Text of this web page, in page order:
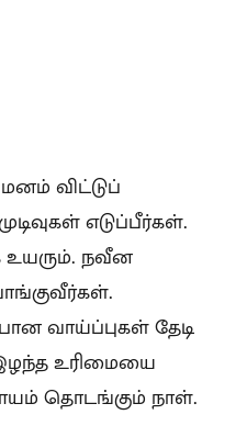
விட்டுப்
எடுப்பீர்கள்.
உயரும். நவீன
வாய்ப்புகள் தேடி
உரிமையை
தொடங்கும் நாள்.